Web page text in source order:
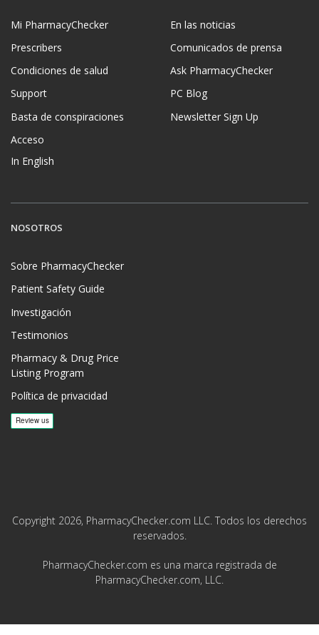
Mi PharmacyChecker
Prescribers
Condiciones de salud
Support
Basta de conspiraciones
Acceso
In English
En las noticias
Comunicados de prensa
Ask PharmacyChecker
PC Blog
Newsletter Sign Up
NOSOTROS
Sobre PharmacyChecker
Patient Safety Guide
Investigación
Testimonios
Pharmacy & Drug Price
Listing Program
Política de privacidad
Copyright 2026, PharmacyChecker.com LLC. Todos los derechos
reservados.
PharmacyChecker.com es una marca registrada de
PharmacyChecker.com, LLC.